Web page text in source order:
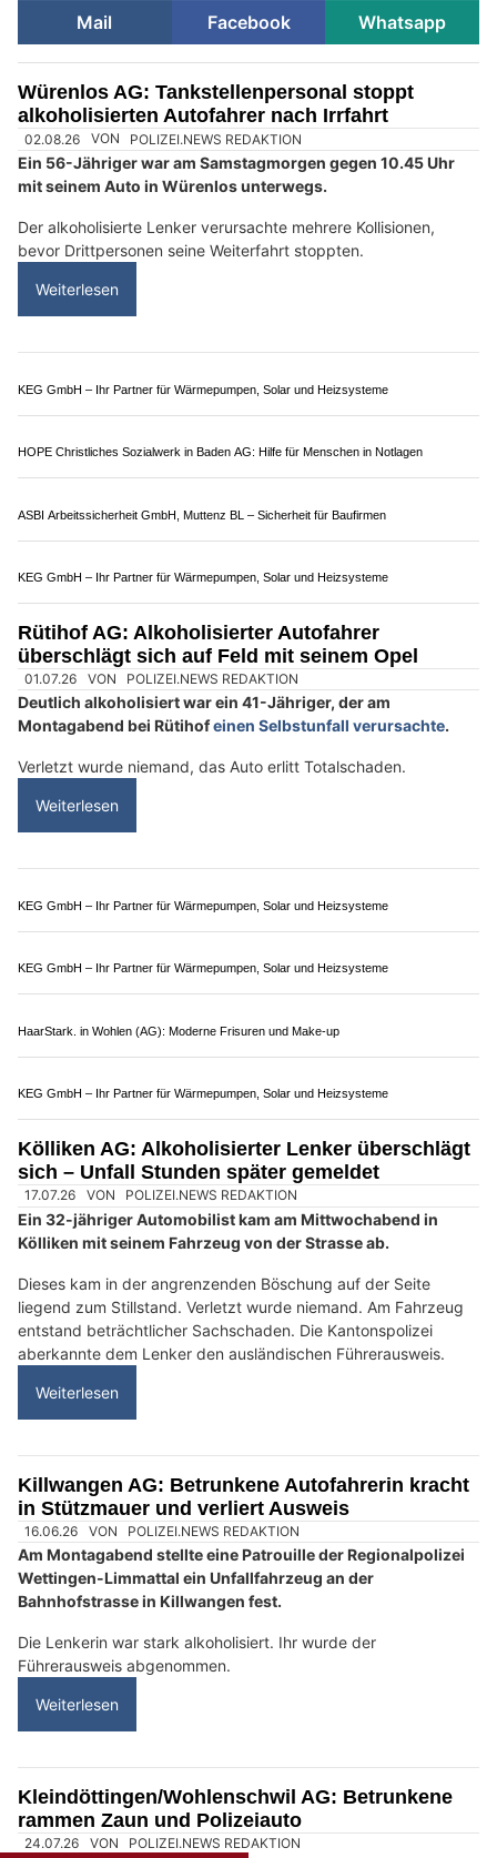
Mail
Facebook Whatsapp
Würenlos AG: Tankstellenpersonal stoppt
alkoholisierten Autofahrer nach Irrfahrt
Weiterlesen
HOPE Christliches Sozialwerk in Baden AG: Hilfe für Menschen in Notlagen
ASBI Arbeitssicherheit GmbH, Muttenz BL – Sicherheit für Baufirmen
KEG GmbH – Ihr Partner für Wärmepumpen, Solar und Heizsysteme
Rütihof AG: Alkoholisierter Autofahrer